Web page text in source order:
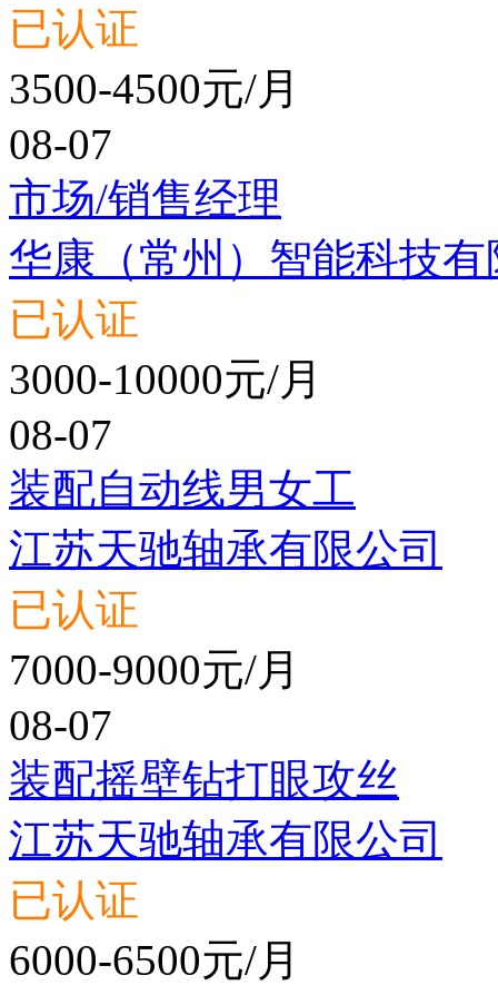
已认证
3500-4500元/月
08-07
市场/销售经理
华康（常州）智能科技有
已认证
3000-10000元/月
08-07
装配自动线男女工
江苏天驰轴承有限公司
已认证
7000-9000元/月
08-07
装配摇壁钻打眼攻丝
江苏天驰轴承有限公司
已认证
6000-6500元/月